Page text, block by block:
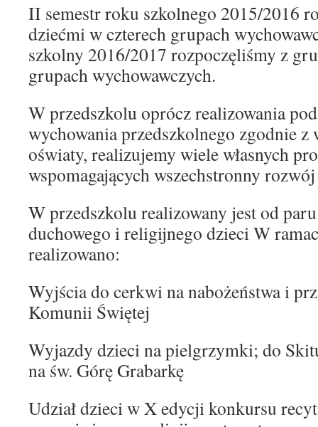
II semestr roku szkolnego 2015/2016
dziećmi w czterech grupach
szkolny 2016/2017 rozpoczęliśmy z
grupach wychowawczych.
W przedszkolu oprócz realizowania
wychowania przedszkolnego zgodnie
oświaty, realizujemy wiele własnych
wspomagających wszechstronny
W przedszkolu realizowany jest od
duchowego i religijnego dzieci W
realizowano:
Wyjścia do cerkwi na nabożeństwa i
Komunii Świętej
Wyjazdy dzieci na pielgrzymki; do
na św. Górę Grabarkę
Udział dzieci w X edycji konkursu